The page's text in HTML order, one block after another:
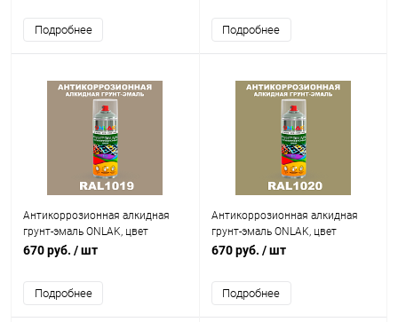
Подробнее Подробнее
Антикоррозионная алкидная
грунт-эмаль ONLAK, цвет
RAL1019, спрей 520мл
670 руб. / шт
Подробнее
Антикоррозионная алкидная
грунт-эмаль ONLAK, цвет
RAL1020, спрей 520мл
670 руб. / шт
Подробнее